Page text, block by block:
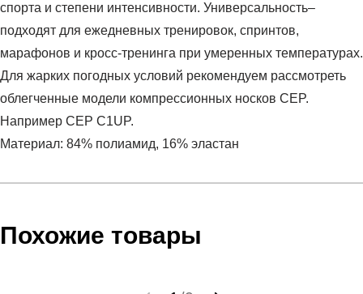
спорта и степени интенсивности. Универсальность–
подходят для ежедневных тренировок, спринтов,
марафонов и кросс-тренинга при умеренных температурах.
Для жарких погодных условий рекомендуем рассмотреть
облегченные модели компрессионных носков CEP.
Например CEP C1UP.
Материал: 84% полиамид, 16% эластан
Артикул:C125W-0
Пол:женский
Условия оплаты
высылает Вам менеджер.
Похожие товары